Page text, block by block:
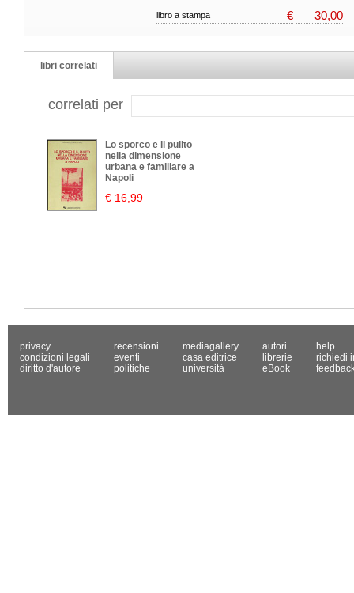
libro a stampa € 30,00
libri correlati
correlati per
Lo sporco e il pulito
nella dimensione
urbana e familiare a
Napoli
€ 16,99
privacy
condizioni legali
diritto d'autore
recensioni
eventi
politiche
mediagallery
casa editrice
università
autori
librerie
eBook
help
richiedi